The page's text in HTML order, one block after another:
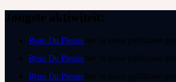
Ryno Du Plessis
Ryno Du Plessis
Ryno Du Plessis